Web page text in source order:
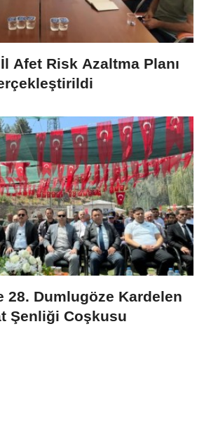
Afet Risk Azaltma Planı
28. Dumlugöze Kardelen
Şenliği Coşkusu